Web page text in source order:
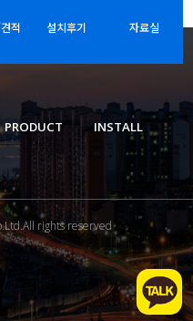
적 설치후기 자료실
PRODUCT INSTALL
rights reserved